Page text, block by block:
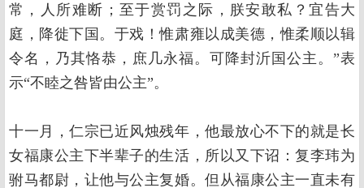
常，人所难断；至于赏罚之际，朕安敢私？宜告大
庭，降徙下国。于戏！惟肃雍以成美德，惟柔顺以辑
令名，乃其恪恭，庶几永福。可降封沂国公主。”表
示“不睦之咎皆由公主”。
十一月，仁宗已近风烛残年，他最放心不下的就是长
女福康公主下半辈子的生活，所以又下诏：复李玮为
驸马都尉，让他与公主复婚。但从福康公主一直未有